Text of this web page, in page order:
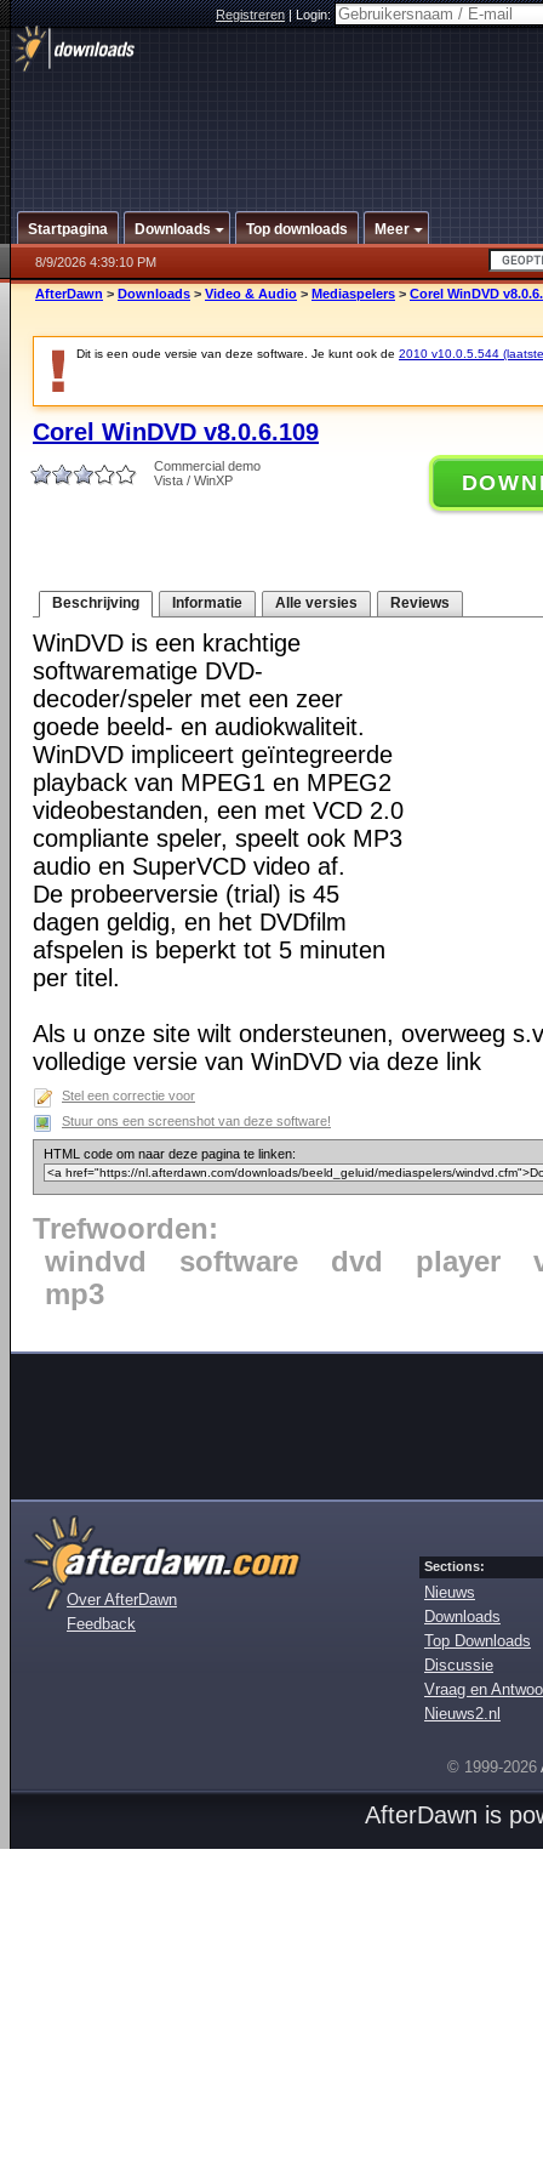
Registreren|Login:
Startpagina Downloads Top downloads Meer
8/9/2026 4:39:10 PM
AfterDawn > Downloads > Video & Audio > Mediaspelers > Corel WinDVD
Dit is een oude versie van deze software. Je kunt ook de 2010 v10.0.5.544
Corel WinDVD v8.0.6.109
Commercial demo
Vista / WinXP
Beschrijving Informatie Alle versies Reviews
WinDVD is een krachtige
softwarematige DVD-
decoder/speler met een zeer
goede beeld- en audiokwaliteit.
WinDVD impliceert geïntegreerde
playback van MPEG1 en MPEG2
videobestanden, een met VCD 2.0
compliante speler, speelt ook MP3
audio en SuperVCD video af.
De probeerversie (trial) is 45
dagen geldig, en het DVDfilm
afspelen is beperkt tot 5 minuten
per titel.
Als u onze site wilt ondersteunen, overweeg
volledige versie van WinDVD via deze link
Stel een correctie voor
Stuur ons een screenshot van deze software!
HTML code om naar deze pagina te linken:
Trefwoorden:
windvd
software dvd player
mp3
Over AfterDawn
Feedback
Sections:
Nieuws
Downloads
Top Downloads
Discussie
Vraag en
Nieuws2.nl
© 1999-2026
AfterDawn is